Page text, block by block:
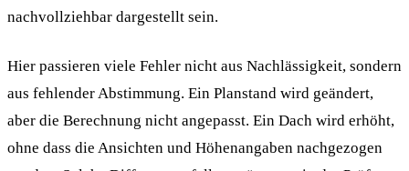
nachvollziehbar dargestellt sein.
Hier passieren viele Fehler nicht aus Nachlässigkeit, sondern
aus fehlender Abstimmung. Ein Planstand wird geändert,
aber die Berechnung nicht angepasst. Ein Dach wird erhöht,
ohne dass die Ansichten und Höhenangaben nachgezogen